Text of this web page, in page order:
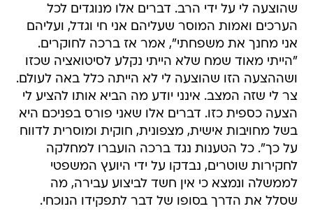
שהוצעה לי על ידי הרב. דברים אלו מנוגדים לכל
הערכים ואמות המוסר שעליהם אני חי וגדל, ועליהם
אני מחנך את משפחתי", אמר אז ברכה לחוקרים.
"הייתי מאוד שמח שלא הייתי נקלע לסיטואציה שכזו
ושההצעה הזו שהוצעה לי לא הייתה כלל באה לעולם.
צר לי שזה המצב. אינני יודע מה הביא אותו להציע לי
הצעה כספית כזו. דברים אלו שאני פורס בפניכם היא
בשל מחויבות אישית, מצפונית, חוקית ומוסרית לדווח
על כך". כל הטענות נגד ברכה הועברו למחלקה
לחקירות שוטרים, נבדקו על ידי היועץ המשפטי
לממשלה ונמצא כי אין חשד לביצוע עבירה, מה
שסלל את הדרך בסופו של דבר לתפקידו הנוכחי.